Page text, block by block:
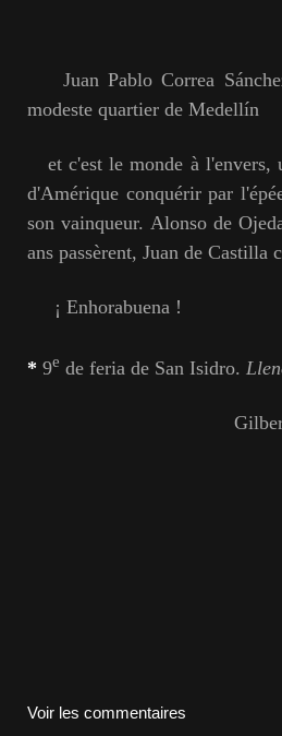
Juan Pablo Correa
modeste quartier de Medellín
et c'est le monde à l'envers,
d'Amérique conquérir par
son vainqueur. Alonso de
ans passèrent, Juan de Castilla
¡ Enhorabuena !
* 9e de feria de San Isidro.
Gilbert
Voir les commentaires